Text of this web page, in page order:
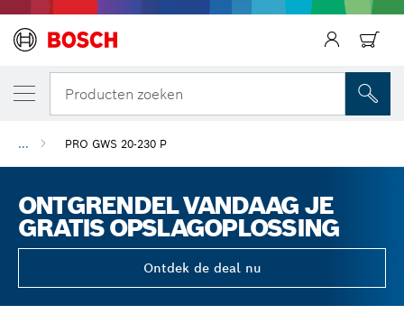
Producten zoeken
... PRO GWS 20-230 P
ONTGRENDEL VANDAAG JE
GRATIS OPSLAGOPLOSSING
Ontdek de deal nu